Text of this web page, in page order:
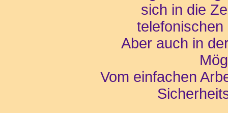
sich in die
Aber auch in
Vom einfachen